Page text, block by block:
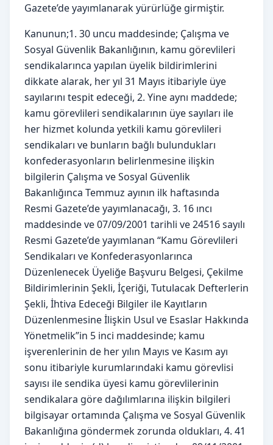
Gazete’de yayımlanarak yürürlüğe girmiştir.
Kanunun;1. 30 uncu maddesinde; Çalışma ve
Sosyal Güvenlik Bakanlığının, kamu görevlileri
sendikalarınca yapılan üyelik bildirimlerini
dikkate alarak, her yıl 31 Mayıs itibariyle üye
sayılarını tespit edeceği, 2. Yine aynı maddede;
kamu görevlileri sendikalarının üye sayıları ile
her hizmet kolunda yetkili kamu görevlileri
sendikaları ve bunların bağlı bulundukları
konfederasyonların belirlenmesine ilişkin
bilgilerin Çalışma ve Sosyal Güvenlik
Bakanlığınca Temmuz ayının ilk haftasında
Resmi Gazete’de yayımlanacağı, 3. 16 ıncı
maddesinde ve 07/09/2001 tarihli ve 24516 sayılı
Resmi Gazete’de yayımlanan “Kamu Görevlileri
Sendikaları ve Konfederasyonlarınca
Düzenlenecek Üyeliğe Başvuru Belgesi, Çekilme
Bildirimlerinin Şekli, İçeriği, Tutulacak Defterlerin
Şekli, İhtiva Edeceği Bilgiler ile Kayıtların
Düzenlenmesine İlişkin Usul ve Esaslar Hakkında
Yönetmelik”in 5 inci maddesinde; kamu
işverenlerinin de her yılın Mayıs ve Kasım ayı
sonu itibariyle kurumlarındaki kamu görevlisi
sayısı ile sendika üyesi kamu görevlilerinin
sendikalara göre dağılımlarına ilişkin bilgileri
bilgisayar ortamında Çalışma ve Sosyal Güvenlik
Bakanlığına göndermek zorunda oldukları, 4. 41